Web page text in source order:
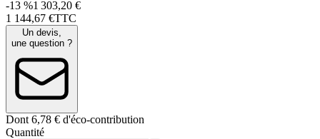
-13 %1 303,20 €
1 144,67 €TTC
Un devis,
une question ?
Dont 6,78 € d'éco-contribution
Quantité